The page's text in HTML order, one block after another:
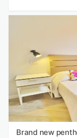
Brand new